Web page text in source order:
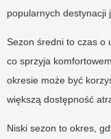
popularnych destynacji
Sezon średni to czas o
co sprzyja
okresie może być
większą dostępność
Niski sezon to okres,